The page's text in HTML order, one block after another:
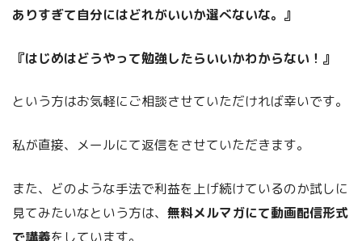
ありすぎて自分にはどれがいいか選べないな。』
『はじめはどうやって勉強したらいいかわからない！』
という方はお気軽にご相談させていただければ幸いです。
私が直接、メールにて返信をさせていただきます。
また、どのような手法で利益を上げ続けているのか試しに
見てみたいなという方は、 無料メルマガにて動画配信形式
で講義をしています。